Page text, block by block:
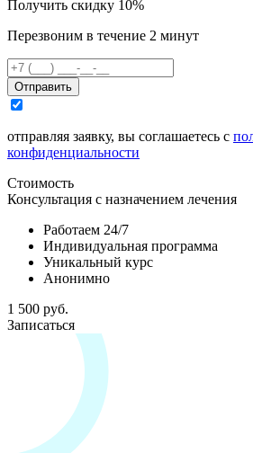
Получить скидку 10%
Перезвоним в течение 2 минут
Отправить
отправляя заявку, вы соглашаетесь с
конфиденциальности
Стоимость
Консультация с назначением лечения
Работаем 24/7
Индивидуальная программа
Уникальный курс
Анонимно
1 500 руб.
Записаться